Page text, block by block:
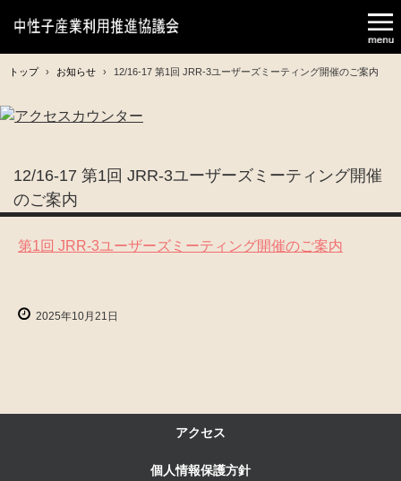
トップ › お知らせ › 12/16-17 第1回 JRR-3ユーザーズミーティング開催のご案内
12/16-17 第1回 JRR-3ユーザーズミーティング開催
のご案内
第1回 JRR-3ユーザーズミーティング開催のご案内
2025年10月21日
アクセス
個人情報保護方針